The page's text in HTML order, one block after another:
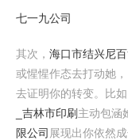
七一九公司
其次， 海口市结兴尼
或惺惺作态去打动她，
去证明你的转变。比如
_吉林市印刷 主动包涵
限公司 展现出你依然